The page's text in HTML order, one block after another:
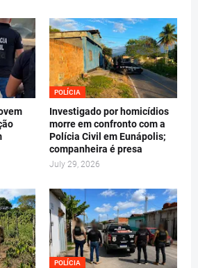
POLÍCIA
Investigado por homicídios
morre em confronto com a
Polícia Civil em Eunápolis;
companheira é presa
July 29, 2026
POLÍCIA